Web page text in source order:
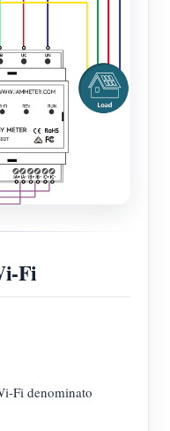
Fi
Fi denominato